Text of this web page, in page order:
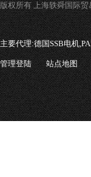
版权所有 上海轶舜国际贸
主要代理:德国SSB电机
管理登陆 站点地图